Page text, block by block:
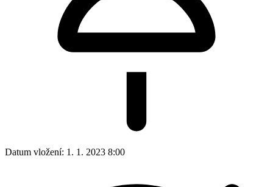
Datum vložení: 1. 1. 2023 8:00